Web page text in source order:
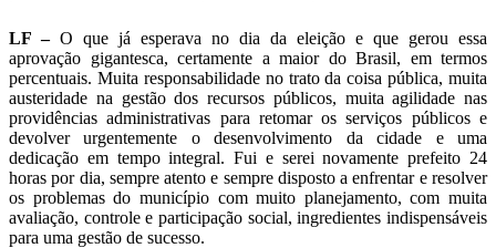
LF – O que já esperava no dia da eleição e que gerou essa
aprovação gigantesca, certamente a maior do Brasil, em termos
percentuais. Muita responsabilidade no trato da coisa pública, muita
austeridade na gestão dos recursos públicos, muita agilidade nas
providências administrativas para retomar os serviços públicos e
devolver urgentemente o desenvolvimento da cidade e uma
dedicação em tempo integral. Fui e serei novamente prefeito 24
horas por dia, sempre atento e sempre disposto a enfrentar e resolver
os problemas do município com muito planejamento, com muita
avaliação, controle e participação social, ingredientes indispensáveis
para uma gestão de sucesso.